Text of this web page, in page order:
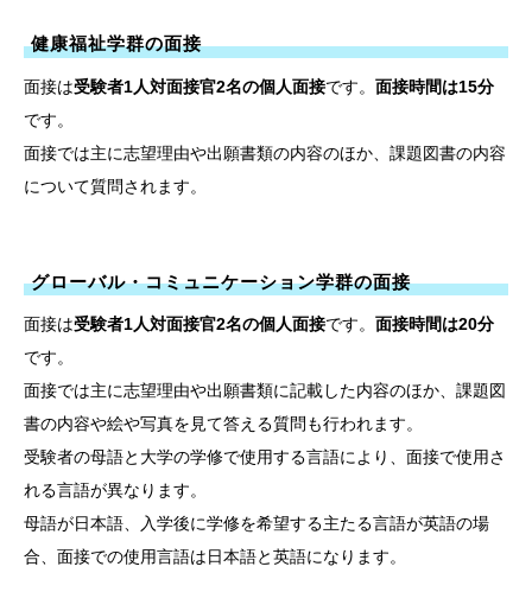
健康福祉学群の面接
面接は受験者1人対面接官2名の個人面接です。 面接時間は15分
です。
面接では主に志望理由や出願書類の内容のほか、課題図書の内容
について質問されます。
グローバル・コミュニケーション学群の面接
面接は受験者1人対面接官2名の個人面接です。 面接時間は20分
です。
面接では主に志望理由や出願書類に記載した内容のほか、課題図
書の内容や絵や写真を見て答える質問も行われます。
受験者の母語と大学の学修で使用する言語により、面接で使用さ
れる言語が異なります。
母語が日本語、入学後に学修を希望する主たる言語が英語の場
合、面接での使用言語は日本語と英語になります。